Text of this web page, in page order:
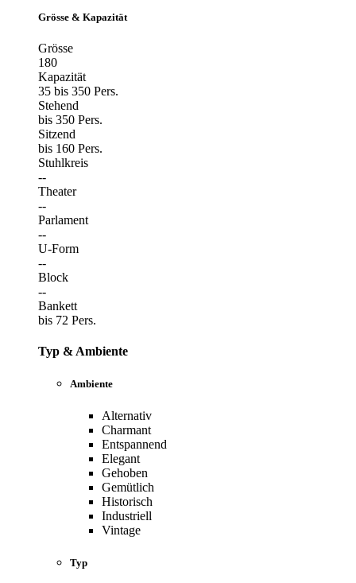
Grösse & Kapazität
Grösse
180
Kapazität
35 bis 350 Pers.
Stehend
bis 350 Pers.
Sitzend
bis 160 Pers.
Stuhlkreis
--
Theater
--
Parlament
--
U-Form
--
Block
--
Bankett
bis 72 Pers.
Typ & Ambiente
Ambiente
Alternativ
Charmant
Entspannend
Elegant
Gehoben
Gemütlich
Historisch
Industriell
Vintage
Typ